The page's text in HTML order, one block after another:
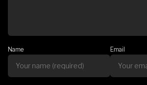
Name Email